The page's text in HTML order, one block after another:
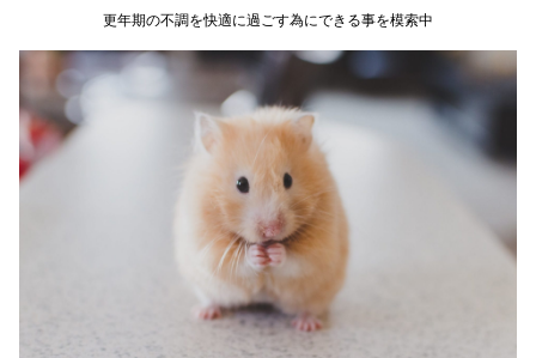
更年期の不調を快適に過ごす為にできる事を模索中